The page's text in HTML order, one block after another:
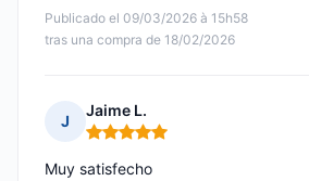
Publicado el 09/03/2026 à 15h58
tras una compra de 18/02/2026
J
Jaime L.
Nota: 5 de 5
Muy satisfecho